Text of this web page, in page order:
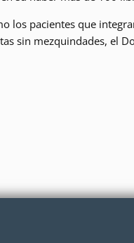
los pacientes que
sin mezquindades, el